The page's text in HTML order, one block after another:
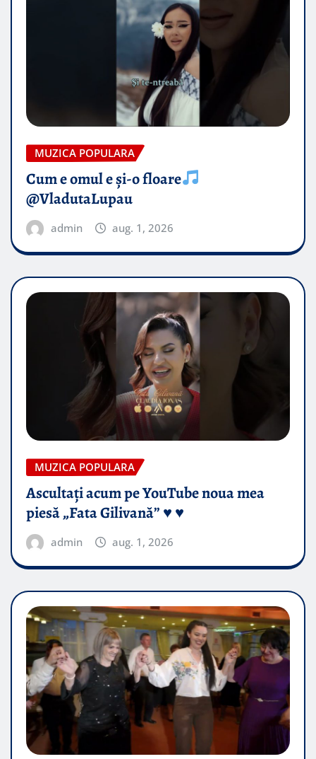
MUZICA POPULARA
Cum e omul e și-o floare
@VladutaLupau
admin aug. 1, 2026
MUZICA POPULARA
Ascultați acum pe YouTube noua mea
piesă „Fata Gilivană” ♥️ ♥️
admin aug. 1, 2026